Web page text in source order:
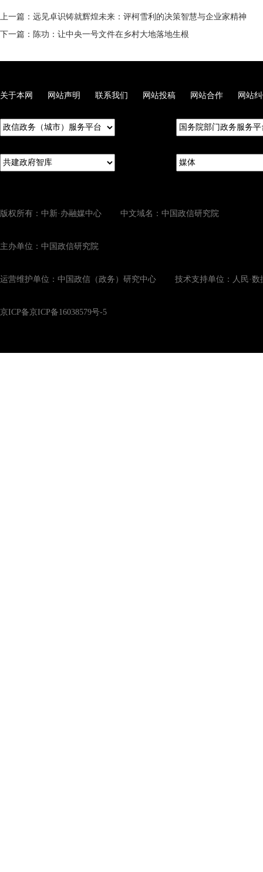
上一篇：远见卓识铸就辉煌未来：评柯雪利的决策智慧与企业家精神
下一篇：陈功：让中央一号文件在乡村大地落地生根
关于本网 网站声明 联系我们 网站投稿 网站合作 网站
版权所有：中新·办融媒中心 中文域名：中国政信研究院
主办单位：中国政信研究院
运营维护单位：中国政信（政务）研究中心 技术支持单位：人民·数
京ICP备京ICP备16038579号-5